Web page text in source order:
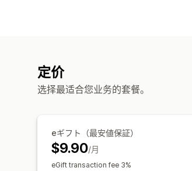
定价
选择最适合您业务的套餐。
eギフト（最安値保証）
$9.90/月
eGift transaction fee 3%